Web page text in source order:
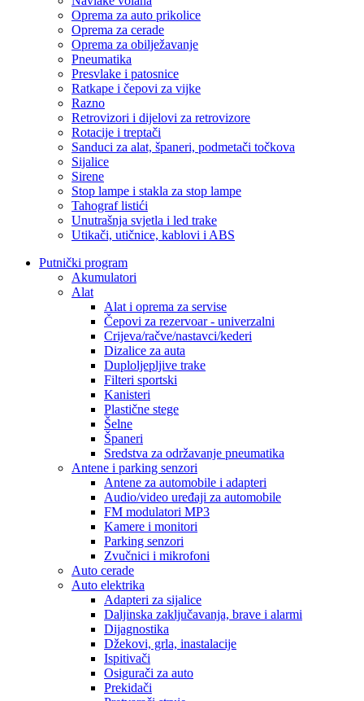
Oprema za auto prikolice
Oprema za cerade
Oprema za obilježavanje
Pneumatika
Presvlake i patosnice
Ratkape i čepovi za vijke
Razno
Retrovizori i dijelovi za retrovizore
Rotacije i treptači
Sanduci za alat, španeri, podmetači točkova
Sijalice
Sirene
Stop lampe i stakla za stop lampe
Tahograf listići
Unutrašnja svjetla i led trake
Utikači, utičnice, kablovi i ABS
Putnički program
Akumulatori
Alat
Alat i oprema za servise
Čepovi za rezervoar - univerzalni
Crijeva/račve/nastavci/kederi
Dizalice za auta
Duploljepljive trake
Filteri sportski
Kanisteri
Plastične stege
Šelne
Španeri
Sredstva za održavanje pneumatika
Antene i parking senzori
Antene za automobile i adapteri
Audio/video uređaji za automobile
FM modulatori MP3
Kamere i monitori
Parking senzori
Zvučnici i mikrofoni
Auto cerade
Auto elektrika
Adapteri za sijalice
Daljinska zaključavanja, brave i alarmi
Dijagnostika
Džekovi, grla, inastalacije
Ispitivači
Osigurači za auto
Prekidači